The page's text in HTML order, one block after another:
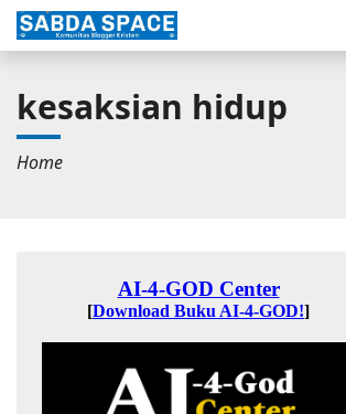
kesaksian hidup
Home